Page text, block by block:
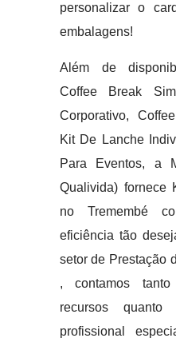
personalizar o
embalagens!
Além de
Coffee Break
Corporativo,
Kit De Lanche
Para Eventos, a
Qualivida) fornece
no Tremembé
eficiência tão
setor de Prestação
, contamos
recursos
profissional